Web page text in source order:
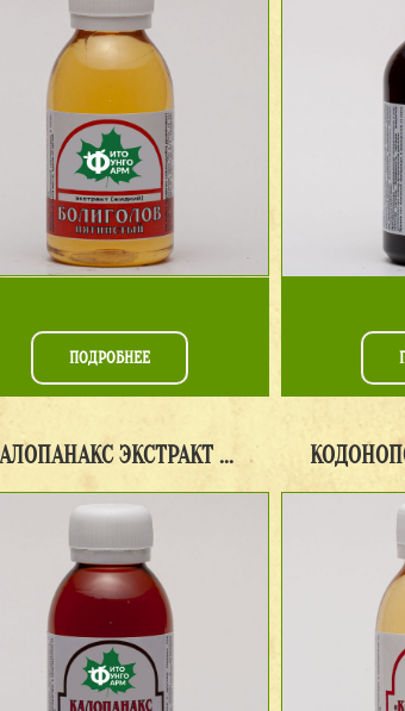
ПОДРОБНЕЕ
ЭКСТРАКТ ...